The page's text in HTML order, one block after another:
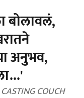
बोलावलं,
अनुभव,
COUCH